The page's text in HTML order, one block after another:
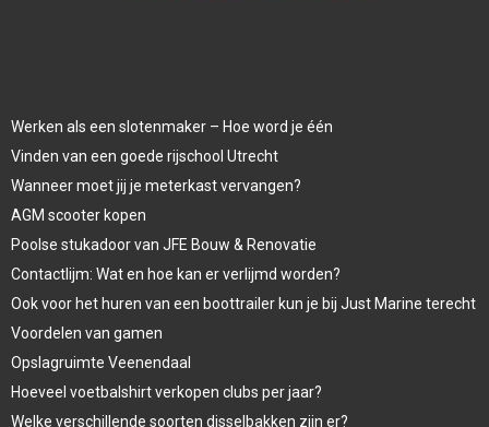
Werken als een slotenmaker – Hoe word je één
Vinden van een goede rijschool Utrecht
Wanneer moet jij je meterkast vervangen?
AGM scooter kopen
Poolse stukadoor van JFE Bouw & Renovatie
Contactlijm: Wat en hoe kan er verlijmd worden?
Ook voor het huren van een boottrailer kun je bij Just Marine terecht
Voordelen van gamen
Opslagruimte Veenendaal
Hoeveel voetbalshirt verkopen clubs per jaar?
Welke verschillende soorten disselbakken zijn er?